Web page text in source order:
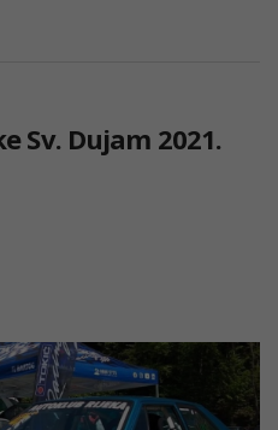
Sv. Dujam 2021.